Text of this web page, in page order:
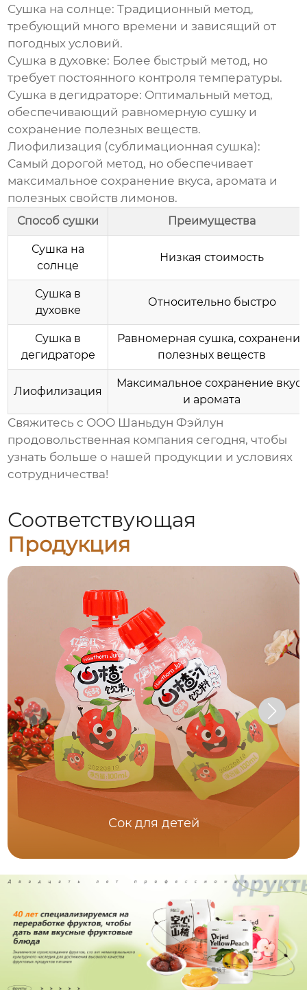
Сушка на солнце: Традиционный метод,
требующий много времени и зависящий от
погодных условий.
Сушка в духовке: Более быстрый метод, но
требует постоянного контроля температуры.
Сушка в дегидраторе: Оптимальный метод,
обеспечивающий равномерную сушку и
сохранение полезных веществ.
Лиофилизация (сублимационная сушка):
Самый дорогой метод, но обеспечивает
максимальное сохранение вкуса, аромата и
полезных свойств лимонов.
Способ сушки Преимущества
Сушка на
солнце
Низкая стоимость
Сушка в
духовке
Относительно быстро
Сушка в
дегидраторе
Равномерная сушка, сохранение
полезных веществ
Лиофилизация
Максимальное сохранение вкуса
и аромата
Свяжитесь с ООО Шаньдун Фэйлун
продовольственная компания сегодня, чтобы
узнать больше о нашей продукции и условиях
сотрудничества!
Соответствующая
Продукция
Сок для детей